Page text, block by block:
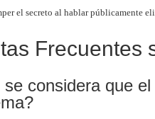
el secreto al hablar públicamente
Frecuentes
considera que